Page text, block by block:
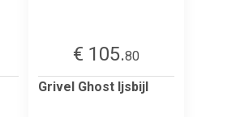
€ 105.80
Grivel Ghost Ijsbijl